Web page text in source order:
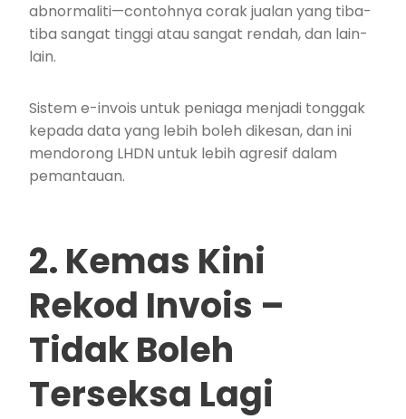
abnormaliti—contohnya corak jualan yang tiba-
tiba sangat tinggi atau sangat rendah, dan lain-
lain.
Sistem e-invois untuk peniaga menjadi tonggak
kepada data yang lebih boleh dikesan, dan ini
mendorong LHDN untuk lebih agresif dalam
pemantauan.
2. Kemas Kini
Rekod Invois –
Tidak Boleh
Terseksa Lagi